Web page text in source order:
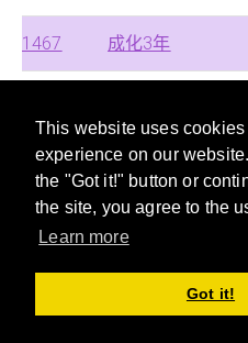
This website uses
experience on our
the "Got it!" button or
the site, you agree to the
Learn more
Got it!
1467 成化3年
1469 成化5年
1470 成化6年
本站提供西历，中国朝代及
年龄/干支/生肖对照表也是